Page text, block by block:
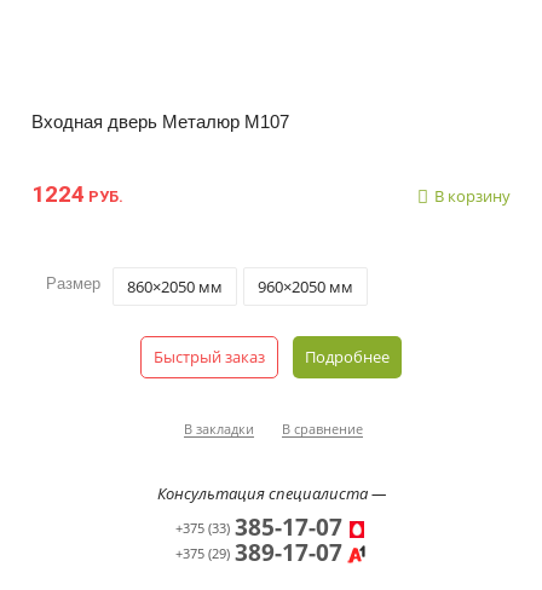
Входная дверь Металюр М107
1224 РУБ. В корзину
Размер 860×2050 мм 960×2050 мм
Быстрый заказ Подробнее
В закладки В сравнение
Консультация специалиста —
+375 (33) 385-17-07
+375 (29) 389-17-07